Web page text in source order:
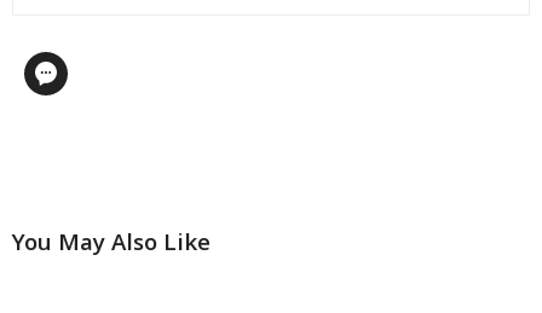
You May Also Like